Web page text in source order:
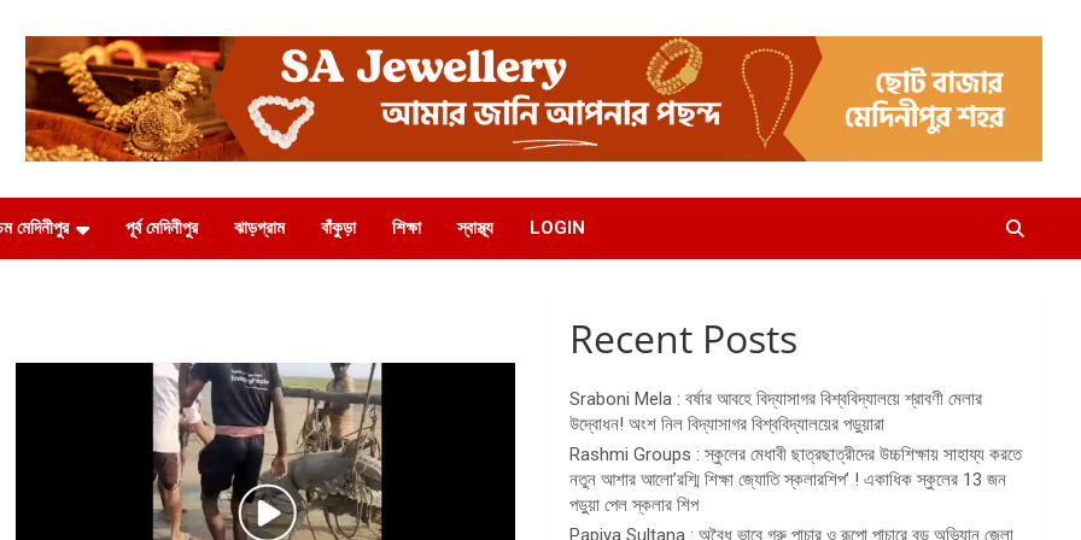
মেদিনীপুর পূর্ব মেদিনীপুর ঝাড়গ্রাম বাঁকুড়া শিক্ষা স্বাস্থ্য LOGIN
Recent Posts
Sraboni Mela : বর্ষার আবহে বিদ্যাসাগর বিশ্ববিদ্যালয়ে শ্রাবণী মেলার
উদ্বোধন! অংশ নিল বিদ্যাসাগর বিশ্ববিদ্যালয়ের পড়ুয়ারা
Rashmi Groups : স্কুলের মেধাবী ছাত্রছাত্রীদের উচ্চশিক্ষায় সাহায্য করতে
নতুন আশার আলো’রশ্মি শিক্ষা জ্যোতি স্কলারশিপ’ ! একাধিক স্কুলের 13 জন
পড়ুয়া পেল স্কলার শিপ
Papiya Sultana : অবৈধ ভাবে গরু পাচার ও রূপো পাচারে বড় অভিযান জেলা